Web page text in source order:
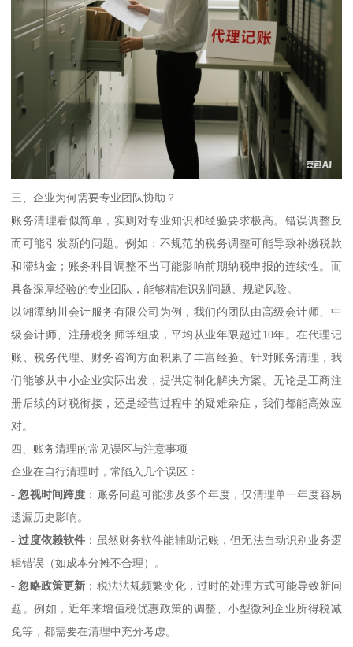
三、企业为何需要专业团队协助？
账务清理看似简单，实则对专业知识和经验要求极高。错误调整反
而可能引发新的问题。例如：不规范的税务调整可能导致补缴税款
和滞纳金；账务科目调整不当可能影响前期纳税申报的连续性。而
具备深厚经验的专业团队，能够精准识别问题、规避风险。
以湘潭纳川会计服务有限公司为例，我们的团队由高级会计师、中
级会计师、注册税务师等组成，平均从业年限超过10年。在代理记
账、税务代理、财务咨询方面积累了丰富经验。针对账务清理，我
们能够从中小企业实际出发，提供定制化解决方案。无论是工商注
册后续的财税衔接，还是经营过程中的疑难杂症，我们都能高效应
对。
四、账务清理的常见误区与注意事项
企业在自行清理时，常陷入几个误区：
- 忽视时间跨度 ：账务问题可能涉及多个年度，仅清理单一年度容易
遗漏历史影响。
-过度依赖软件 ：虽然财务软件能辅助记账，但无法自动识别业务逻
辑错误（如成本分摊不合理）。
- 忽略政策更新 ：税法法规频繁变化，过时的处理方式可能导致新问
题。例如，近年来增值税优惠政策的调整、小型微利企业所得税减
免等，都需要在清理中充分考虑。